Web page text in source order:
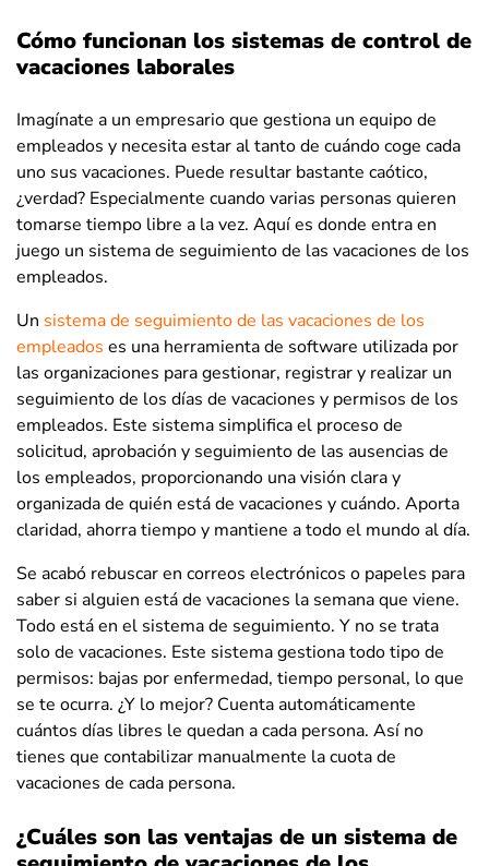
Cómo funcionan los sistemas de control de
vacaciones laborales
Imagínate a un empresario que gestiona un equipo de
empleados y necesita estar al tanto de cuándo coge cada
uno sus vacaciones. Puede resultar bastante caótico,
¿verdad? Especialmente cuando varias personas quieren
tomarse tiempo libre a la vez. Aquí es donde entra en
juego un sistema de seguimiento de las vacaciones de los
empleados.
Un sistema de seguimiento de las vacaciones de los
empleados es una herramienta de software utilizada por
las organizaciones para gestionar, registrar y realizar un
seguimiento de los días de vacaciones y permisos de los
empleados. Este sistema simplifica el proceso de
solicitud, aprobación y seguimiento de las ausencias de
los empleados, proporcionando una visión clara y
organizada de quién está de vacaciones y cuándo. Aporta
claridad, ahorra tiempo y mantiene a todo el mundo al día.
Se acabó rebuscar en correos electrónicos o papeles para
saber si alguien está de vacaciones la semana que viene.
Todo está en el sistema de seguimiento. Y no se trata
solo de vacaciones. Este sistema gestiona todo tipo de
permisos: bajas por enfermedad, tiempo personal, lo que
se te ocurra. ¿Y lo mejor? Cuenta automáticamente
cuántos días libres le quedan a cada persona. Así no
tienes que contabilizar manualmente la cuota de
vacaciones de cada persona.
¿Cuáles son las ventajas de un sistema de